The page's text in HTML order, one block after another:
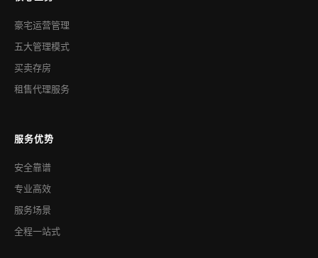
豪宅运营管理
五大管理模式
买卖存房
租售代理服务
服务优势
安全靠谱
专业高效
服务场景
全程一站式